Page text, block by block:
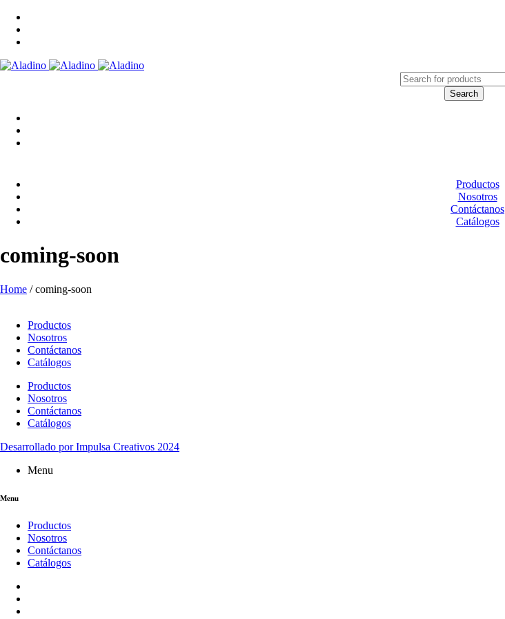
Productos
Nosotros
Contáctanos
Catálogos
coming-soon
Home / coming-soon
Productos
Nosotros
Contáctanos
Catálogos
Productos
Nosotros
Contáctanos
Catálogos
Desarrollado por Impulsa Creativos 2024
Menu
Menu
Productos
Nosotros
Contáctanos
Catálogos